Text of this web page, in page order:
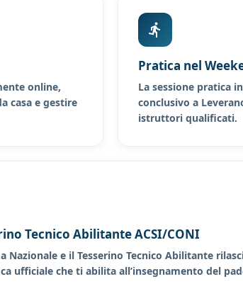
online,
casa e gestire
Pratica nel
La sessione pratica
conclusivo a
istruttori qualificati.
Tecnico Abilitante ACSI/CONI
e il Tesserino Tecnico Abilitante
ufficiale che ti abilita all’insegnamento del